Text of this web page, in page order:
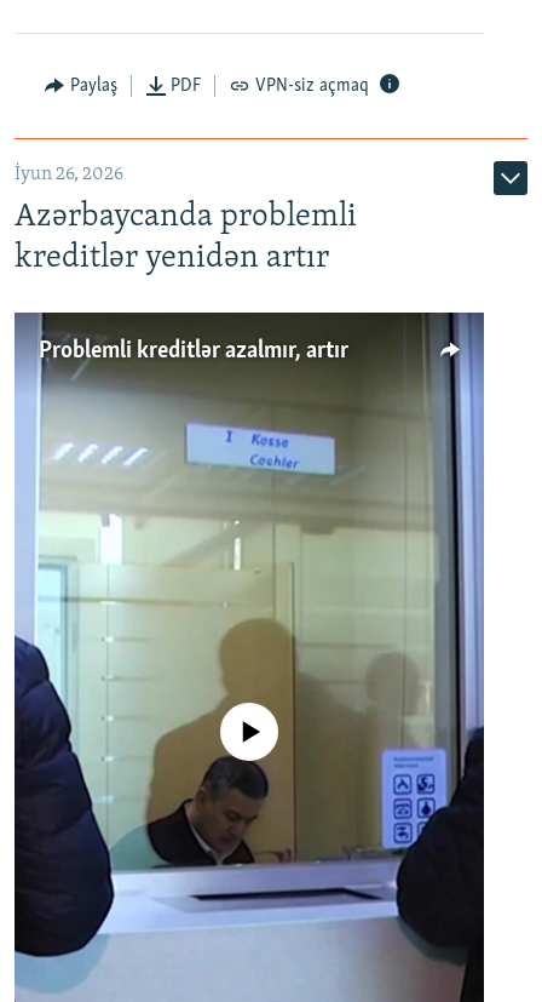
Auto 240p 360p 480p
720p 1080p
Paylaş PDF VPN-siz açmaq
İyun 26, 2026
Azərbaycanda problemli
kreditlər yenidən artır
Problemli kreditlər azalmır, artır
No media source currently available